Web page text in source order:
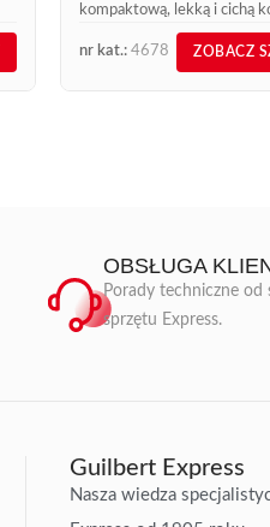
kompaktową, lekką i cichą
Bardzo szybki wzrost
Znacząca oszczędność
stali żeliwnej z obróbką
nr kat.: 4678 ZOBACZ
OBSŁUGA
Porady techniczne od
sprzętu Express.
Guilbert Express
Nasza wiedza